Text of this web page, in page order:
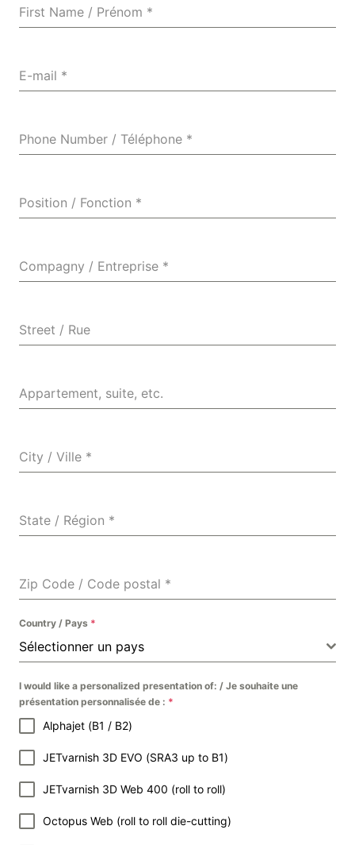
First Name / Prénom *
E-mail *
Phone Number / Téléphone *
Position / Fonction *
Compagny / Entreprise *
Street / Rue
Appartement, suite, etc.
City / Ville *
State / Région *
Zip Code / Code postal *
Country / Pays *
Sélectionner un pays
I would like a personalized presentation of: / Je souhaite une
présentation personnalisée de : *
Alphajet (B1 / B2)
JETvarnish 3D EVO (SRA3 up to B1)
JETvarnish 3D Web 400 (roll to roll)
Octopus Web (roll to roll die-cutting)